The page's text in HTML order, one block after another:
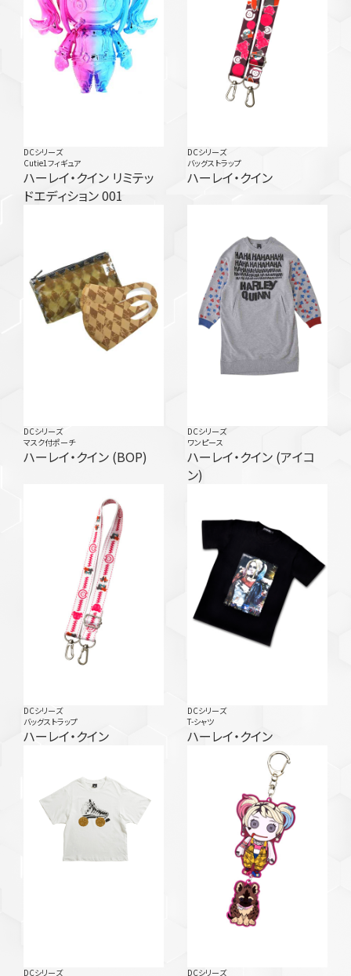
DCシリーズ
Cutie1フィギュア
ハーレイ・クイン リミテッ
ドエディション 001
DCシリーズ
バッグストラップ
ハーレイ・クイン
DCシリーズ
マスク付ポーチ
ハーレイ・クイン (BOP)
DCシリーズ
ワンピース
ハーレイ・クイン (アイコ
ン)
DCシリーズ
バッグストラップ
ハーレイ・クイン
DCシリーズ
T-シャツ
ハーレイ・クイン
DCシリーズ DCシリーズ